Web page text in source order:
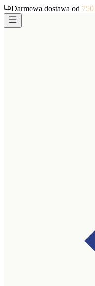
Darmowa dostawa od 750